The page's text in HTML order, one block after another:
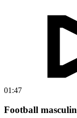
01:47
Football masculin